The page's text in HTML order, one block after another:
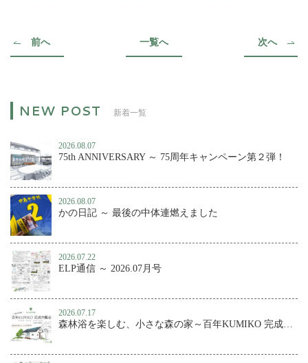
前へ 一覧へ 次へ
新着一覧
2026.08.07
75th ANNIVERSARY ～ 75周年キャンペーン第２弾！
2026.08.07
かの日記 ～ 最後の中体連燃えました
2026.07.22
ELP通信 ～ 2026.07月号
2026.07.17
森林浴を楽しむ、小さな森の家～百年KUMIKO 完成内覧会